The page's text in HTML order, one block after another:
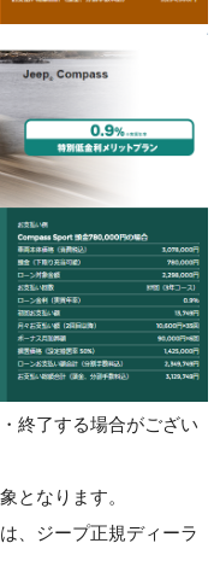
終了する場合がござい
となります。
、ジープ正規ディーラ